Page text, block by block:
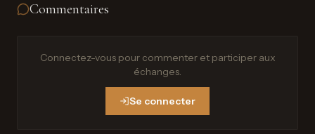
Commentaires
Connectez-vous pour commenter et participer aux
échanges.
Se connecter